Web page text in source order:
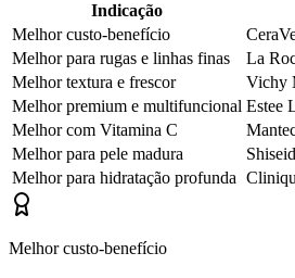
Indicação
Melhor custo-benefício
Melhor para rugas e linhas finas
La
Melhor textura e frescor
Vichy
Melhor premium e multifuncional Estee
Melhor com Vitamina C
Melhor para pele madura
Melhor para hidratação profunda
Melhor custo-benefício